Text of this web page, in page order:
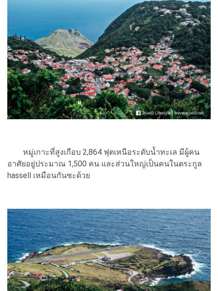
หมู่เกาะที่สูงเกือบ 2,864 ฟุตเหนือระดับน้ำทะเล มีผู้คน
อาศัยอยู่ประมาณ 1,500 คน และส่วนใหญ่เป็นคนในตระกูล
hassell เหมือนกันซะด้วย